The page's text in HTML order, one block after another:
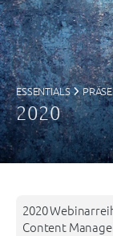
ESSENTIALS
2020
2020
Content